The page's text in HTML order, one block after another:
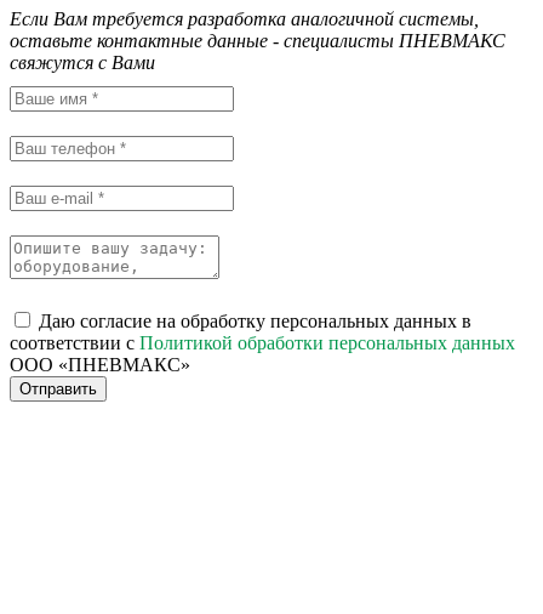
Если Вам требуется разработка аналогичной системы,
оставьте контактные данные - специалисты ПНЕВМАКС
свяжутся с Вами
Даю согласие на обработку персональных данных в
соответствии с Политикой обработки персональных данных
ООО «ПНЕВМАКС»
Отправить